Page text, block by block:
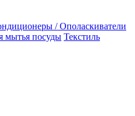
/ Ополаскиватели
мытья посуды Текстиль